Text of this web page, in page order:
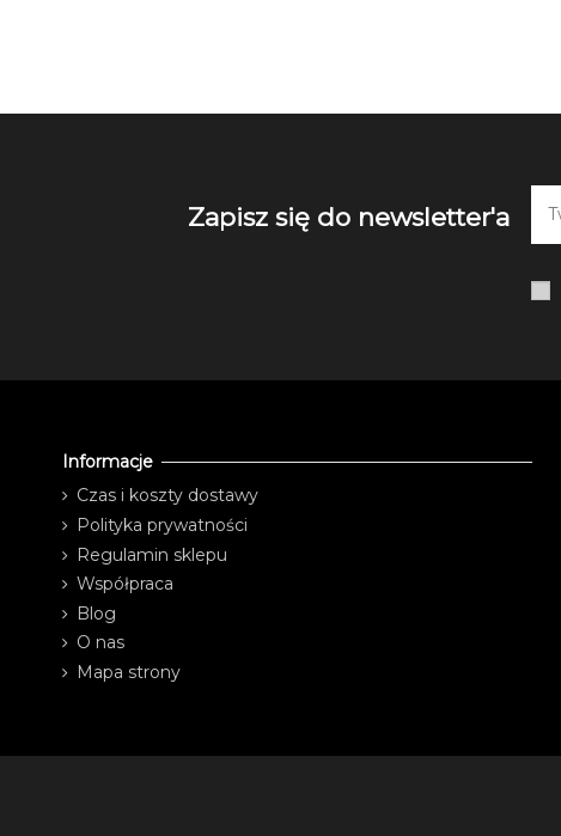
Zapisz się do newsletter'a
Informacje
Czas i koszty dostawy
Polityka prywatności
Regulamin sklepu
Współpraca
Blog
O nas
Mapa strony